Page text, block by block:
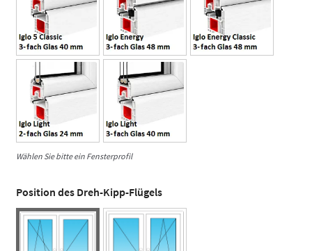
Wählen Sie bitte ein Fensterprofil
Position des Dreh-Kipp-Flügels